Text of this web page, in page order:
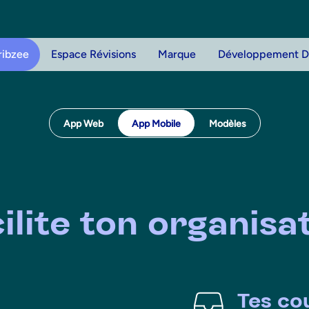
Espace Révisions Marque Développement
App Web App Mobile Modèles
ton
Tes